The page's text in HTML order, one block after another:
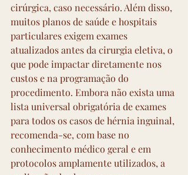
cirúrgica, caso necessário. Além disso,
muitos planos de saúde e hospitais
particulares exigem exames
atualizados antes da cirurgia eletiva, o
que pode impactar diretamente nos
custos e na programação do
procedimento. Embora não exista uma
lista universal obrigatória de exames
para todos os casos de hérnia inguinal,
recomenda-se, com base no
conhecimento médico geral e em
protocolos amplamente utilizados, a